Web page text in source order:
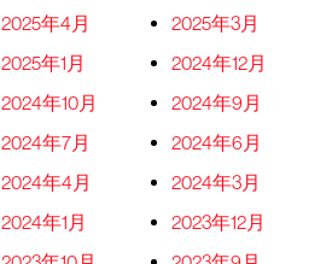
2025年4月
2025年3月
2025年1月
2024年12月
2024年10月
2024年9月
2024年7月
2024年6月
2024年4月
2024年3月
2024年1月
2023年12月